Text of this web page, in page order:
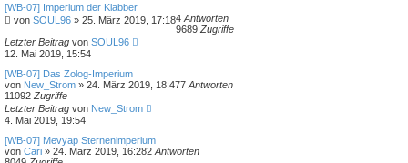
[WB-07] Imperium der Klabber
von SOUL96 » 25. März 2019, 17:184 Antworten
9689 Zugriffe
Letzter Beitrag von SOUL96
12. Mai 2019, 15:54
[WB-07] Das Zolog-Imperium
von New_Strom » 24. März 2019, 18:477 Antworten
11092 Zugriffe
Letzter Beitrag von New_Strom
4. Mai 2019, 19:54
[WB-07] Mevyap Sternenimperium
von Cari » 24. März 2019, 16:282 Antworten